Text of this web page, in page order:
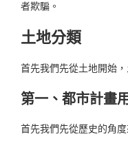
者欺騙。
土地分類
首先我們先從土地開始
第一、都市計畫
首先我們先從歷史的角